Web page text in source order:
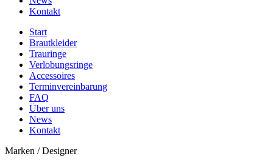
Kontakt
Start
Brautkleider
Trauringe
Verlobungsringe
Accessoires
Terminvereinbarung
FAQ
Über uns
News
Kontakt
Marken / Designer